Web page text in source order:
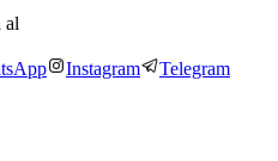
al
Instagram Telegram